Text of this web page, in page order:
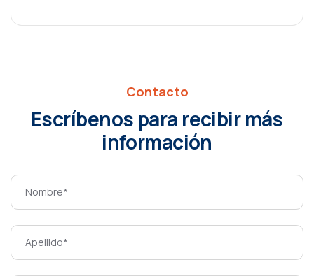
Contacto
Escríbenos para recibir más
información​